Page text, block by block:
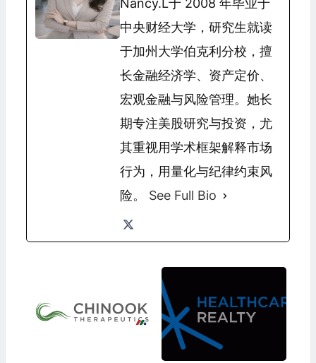
Nancy.L于 2008 年毕业于
中央财经大学，研究生就读
于加州大学伯克利分校，擅
长金融经济学、资产定价、
宏观金融与风险管理。她长
期专注美股研究与投资，尤
其重视用学术框架解释市场
行为，用量化与纪律约束风
险。 See Full Bio